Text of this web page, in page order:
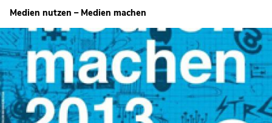
Medien nutzen – Medien machen